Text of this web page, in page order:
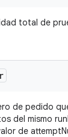
total de
de pedido
del mismo
de